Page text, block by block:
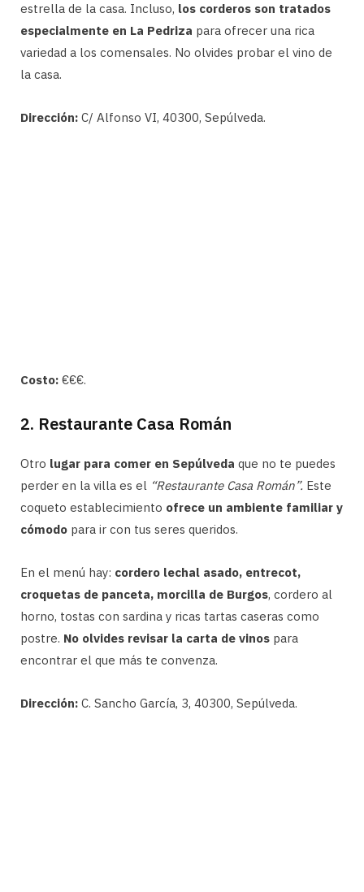
estrella de la casa. Incluso, los corderos son tratados
especialmente en La Pedriza para ofrecer una rica
variedad a los comensales. No olvides probar el vino de
la casa.
Dirección: C/ Alfonso VI, 40300, Sepúlveda.
Costo: €€€.
2. Restaurante Casa Román
Otro lugar para comer en Sepúlveda que no te puedes
perder en la villa es el “Restaurante Casa Román”. Este
coqueto establecimiento ofrece un ambiente familiar y
cómodo para ir con tus seres queridos.
En el menú hay: cordero lechal asado, entrecot,
croquetas de panceta, morcilla de Burgos, cordero al
horno, tostas con sardina y ricas tartas caseras como
postre. No olvides revisar la carta de vinos para
encontrar el que más te convenza.
Dirección: C. Sancho García, 3, 40300, Sepúlveda.